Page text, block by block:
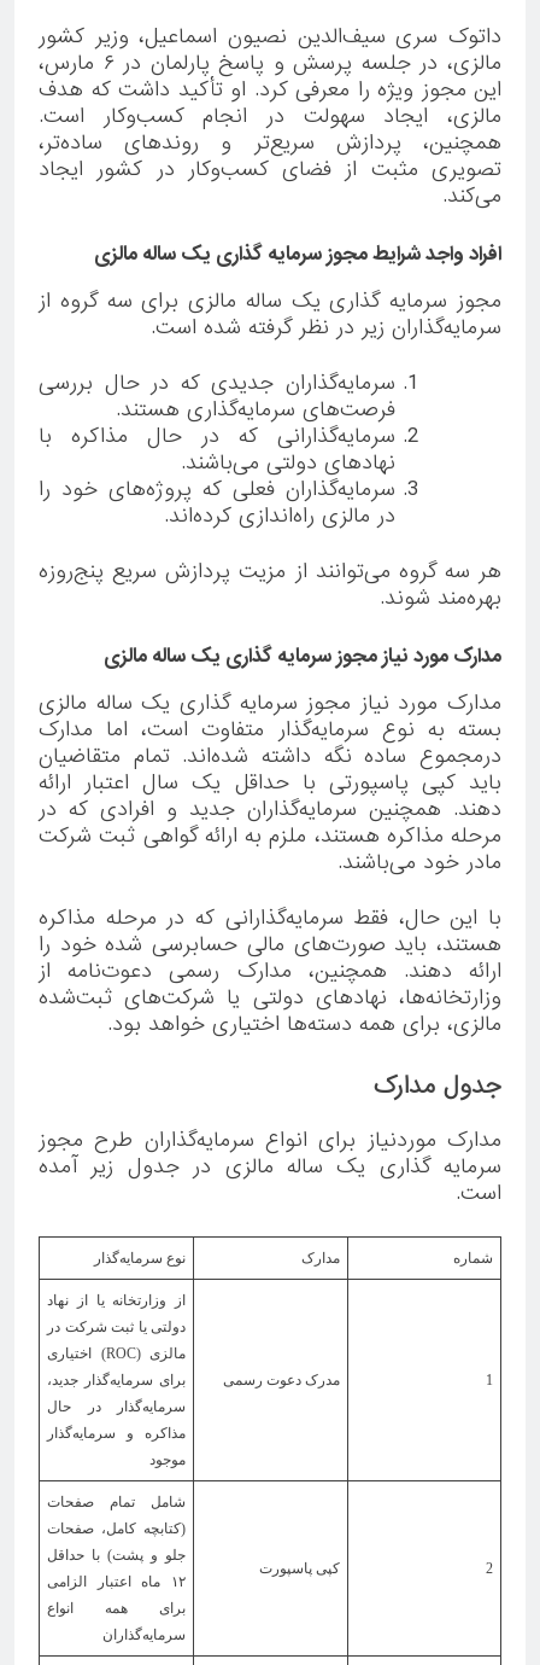
داتوک سری سیف‌الدین نصیون اسماعیل، وزیر کشور
مالزی، در جلسه پرسش و پاسخ پارلمان در ۶ مارس،
این مجوز ویژه را معرفی کرد. او تأکید داشت که هدف
مالزی، ایجاد سهولت در انجام کسب‌وکار است.
همچنین، پردازش سریع‌تر و روندهای ساده‌تر،
تصویری مثبت از فضای کسب‌وکار در کشور ایجاد
می‌کند.
افراد واجد شرایط مجوز سرمایه گذاری یک ساله مالزی
مجوز سرمایه گذاری یک ساله مالزی برای سه گروه از
سرمایه‌گذاران زیر در نظر گرفته شده است.
سرمایه‌گذاران جدیدی که در حال بررسی
فرصت‌های سرمایه‌گذاری هستند.
سرمایه‌گذارانی که در حال مذاکره با
نهادهای دولتی می‌باشند.
سرمایه‌گذاران فعلی که پروژه‌های خود را
در مالزی راه‌اندازی کرده‌اند.
هر سه گروه می‌توانند از مزیت پردازش سریع پنج‌روزه
بهره‌مند شوند.
مدارک مورد نیاز مجوز سرمایه گذاری یک ساله مالزی
مدارک مورد نیاز مجوز سرمایه گذاری یک ساله مالزی
بسته به نوع سرمایه‌گذار متفاوت است، اما مدارک
درمجموع ساده نگه داشته شده‌اند. تمام متقاضیان
باید کپی پاسپورتی با حداقل یک سال اعتبار ارائه
دهند. همچنین سرمایه‌گذاران جدید و افرادی که در
مرحله مذاکره هستند، ملزم به ارائه گواهی ثبت شرکت
مادر خود می‌باشند.
با این حال، فقط سرمایه‌گذارانی که در مرحله مذاکره
هستند، باید صورت‌های مالی حسابرسی شده خود را
ارائه دهند. همچنین، مدارک رسمی دعوت‌نامه از
وزارتخانه‌ها، نهادهای دولتی یا شرکت‌های ثبت‌شده
مالزی، برای همه دسته‌ها اختیاری خواهد بود.
جدول مدارک
مدارک موردنیاز برای انواع سرمایه‌گذاران طرح مجوز
سرمایه گذاری یک ساله مالزی در جدول زیر آمده
است.
شماره مدارک نوع سرمایه‌گذار
1 مدرک دعوت رسمی
از وزارتخانه یا از نهاد
دولتی یا ثبت شرکت در
مالزی (ROC) اختیاری
برای سرمایه‌گذار جدید،
سرمایه‌گذار در حال
مذاکره و سرمایه‌گذار
موجود
2 کپی پاسپورت
شامل تمام صفحات
(کتابچه کامل، صفحات
جلو و پشت) با حداقل
۱۲ ماه اعتبار الزامی
برای همه انواع
سرمایه‌گذاران